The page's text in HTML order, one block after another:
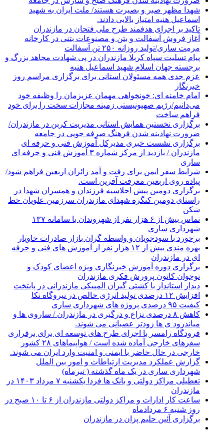
شهدا مظهر صبر و بصیرت هستند/ ملت ایران به شهید
اسماعیل هنیه امتیاز بالایی دادند.
تاکید بر اجرای هدفمند طرح ملی فتحان در مازندران
آغاز فروش آسفالت و بتن و مصنوعات بتنی در کارخانه
مِرمِت ساری/تولید روزانه ۲۵۰ تن آسفالت
پیام تسلیت سپاه کربلا مازندران در پی شهادت مجاهد بزرگ و
برجسته جهان اسلام شهید اسماعیل هنیه
عزم جدی همه مسئولان استانی برای برگزاری مراسم روز
خبرنگار
امام خامنه ای: خونخواهی مهمان عزیزمان را وظیفه خود
می‌دانیم/رژیم صهیونیستی زمینه مجازات سخت را برای خود
فراهم ساخت
برگزاری نخستین همایش استانی مدیریت کربن در مازندران/
ضرورت نهادینه شدن فرهنگ صرفه جویی در جامعه
برگزاری نشست خبری مدیرکل آموزش فنی و حرفه ای
مازندران / بازدید از مرکز شماره ۳ آموزش فنی و حرفه ای
ساری
شرایط سفر ایمن برای رفت و آمد زائران اربعین فراهم شود/
پیاده روی اربعین معرفت آفرین است.
برگزاری دومین پیش اجلاسیه فرزندان و همسران شهدا در
راستای دومین کنگره شهدای مازندران سرزمین علویان خط
شکن
تماس بیش از ۶ هزار نفر از شهروندان با سامانه ۱۳۷
شهرداری ساری
برخورد با سودجویان و واسطه گران بازار صادرات خاویار
بهره مندی بیش از ۱۲ هزار نفر از آموزش های فنی و حرفه
ای در مازندران
برگزاری دوره آموزش خبرنگاری ویژه اعضای کودک و
نوجوان کانون پرورش فکری مازندران
دیدار استاندار با کشتی گیران المپیکی مازندرانی در پایتخت
افزایش ۱۲ درصدی تولید انرژی خالص در نیروگاه نکا
کیفیت ۹۵ درصدی پروژه های شهرداری ساری
کاهش ۸ درصدی نزاع و درگیری در مازندران / ساروی ها و
میاندرود ی ها زودتر عصبانی می شوند.
فرودگاه رامسر با اجرای طرح های توسعه ای برای برقراری
سفرهای خارجی آماده شده است / هواپیماهای ۲۸ کشور
خارجی در حال حاضر با ایمنی و امنیت وارد ایران می شوند.
گزارش عملکرد مدیریت ارتباطات و امور بین الملل
شهرداری ساری در یک ماه گذشته ( تیرماه)
تعطیلی مراکز دولتی و بانک ها فردا یکشنبه ۷ مرداد ۱۴۰۳ در
مازندران
ساعت کار ادارات و مراکز دولتی مازندران از ۶ تا ۱۰ صبح در
روز شنبه ۶ مردادماه
برگزاری آئین حلیم پزان در مازندران